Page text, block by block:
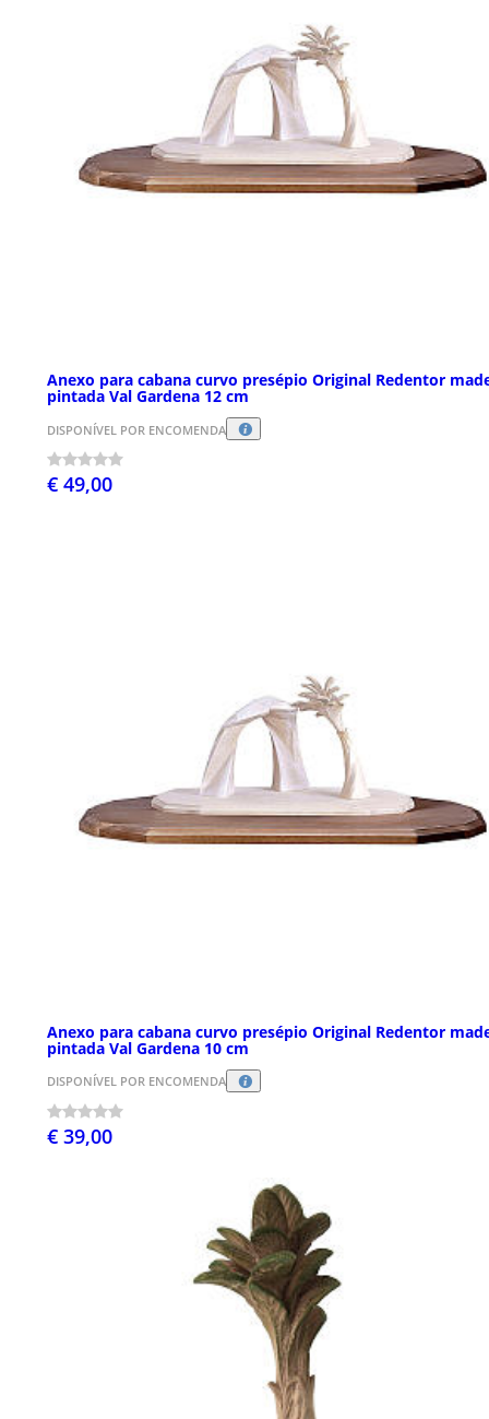
Anexo para cabana curvo presépio Original Redentor
pintada Val Gardena 12 cm
DISPONÍVEL POR ENCOMENDA
€ 49,00
Anexo para cabana curvo presépio Original Redentor
pintada Val Gardena 10 cm
DISPONÍVEL POR ENCOMENDA
€ 39,00